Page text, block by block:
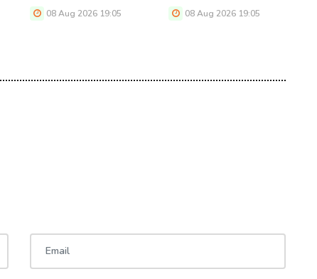
08 Aug 2026 19:05 08 Aug 2026 19:05